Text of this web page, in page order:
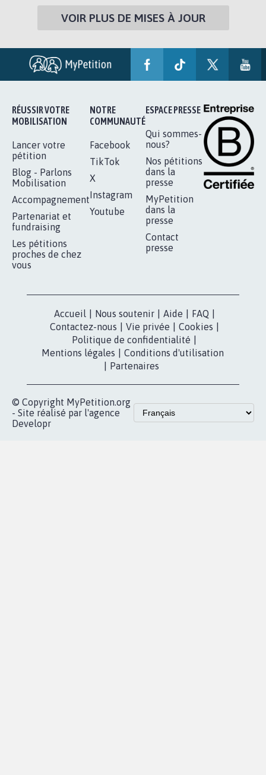
VOIR PLUS DE MISES À JOUR
RÉUSSIR VOTRE
MOBILISATION
Lancer votre
pétition
Blog - Parlons
Mobilisation
Accompagnement
Partenariat et
fundraising
Les pétitions
proches de chez
vous
NOTRE
COMMUNAUTÉ
Facebook
TikTok
X
Instagram
Youtube
ESPACE PRESSE
Qui sommes-
nous?
Nos pétitions
dans la
presse
MyPetition
dans la
presse
Contact
presse
Accueil Nous soutenir Aide FAQ
Contactez-nous
Vie privée Cookies
Politique de confidentialité
Mentions légales
Conditions d'utilisation
Partenaires
© Copyright MyPetition.org
- Site réalisé par l'agence
Developr